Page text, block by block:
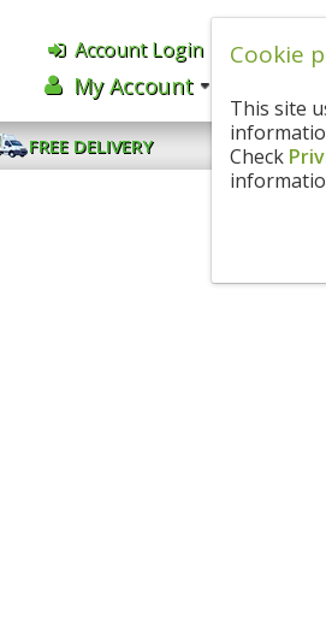
Cookie
This site
Check
Account Login
My Account
FREE DELIVERY